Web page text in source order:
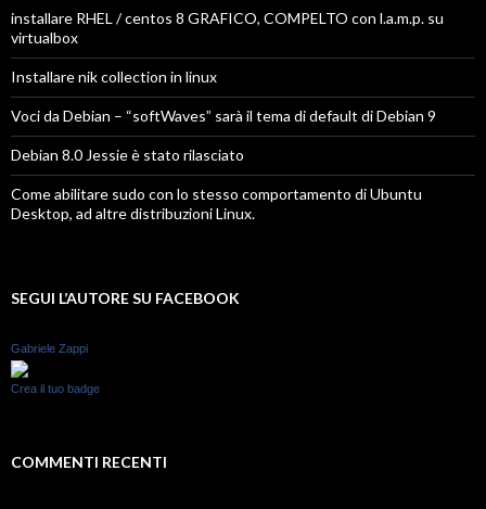
installare RHEL / centos 8 GRAFICO, COMPELTO con l.a.m.p. su
virtualbox
Installare nik collection in linux
Voci da Debian – “softWaves” sarà il tema di default di Debian 9
Debian 8.0 Jessie è stato rilasciato
Come abilitare sudo con lo stesso comportamento di Ubuntu
Desktop, ad altre distribuzioni Linux.
SEGUI L’AUTORE SU FACEBOOK
Gabriele Zappi
Crea il tuo badge
COMMENTI RECENTI